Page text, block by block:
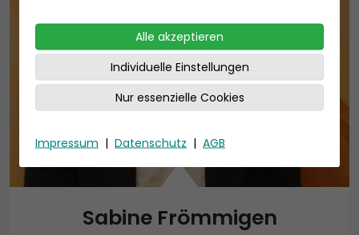
Sabine Frömmigen
Alle akzeptieren
Individuelle Einstellungen
Nur essenzielle Cookies
Impressum | Datenschutz | AGB